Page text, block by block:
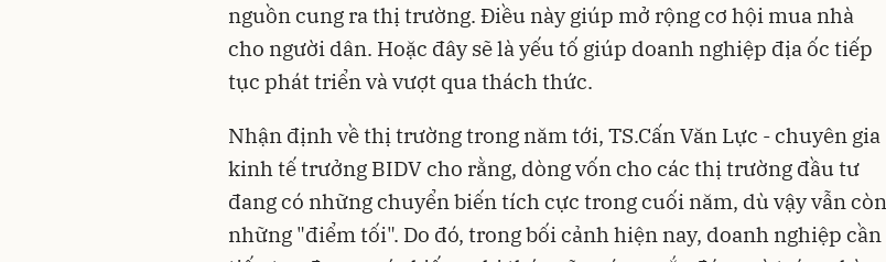
nguồn cung ra thị trường. Điều này giúp mở rộng cơ hội mua nhà
cho người dân. Hoặc đây sẽ là yếu tố giúp doanh nghiệp địa ốc tiếp
tục phát triển và vượt qua thách thức.
Nhận định về thị trường trong năm tới, TS.Cấn Văn Lực - chuyên gia
kinh tế trưởng BIDV cho rằng, dòng vốn cho các thị trường đầu tư
đang có những chuyển biến tích cực trong cuối năm, dù vậy vẫn còn
những "điểm tối". Do đó, trong bối cảnh hiện nay, doanh nghiệp cần